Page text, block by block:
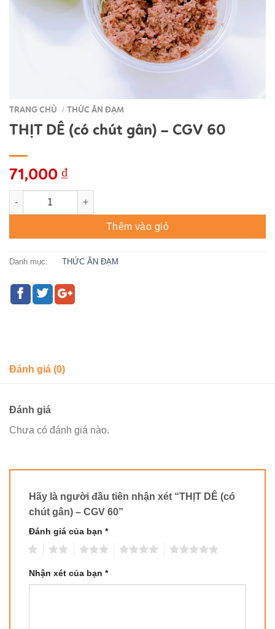
TRANG CHỦ / THỨC ĂN ĐẠM
THỊT DÊ (có chút gân) – CGV 60
71,000 ₫
THỊT DÊ (có chút gân) - CGV 60 số lượng
Thêm vào giỏ
Danh mục: THỨC ĂN ĐẠM
Đánh giá (0)
Đánh giá
Chưa có đánh giá nào.
Hãy là người đầu tiên nhận xét “THỊT DÊ (có
chút gân) – CGV 60”
Đánh giá của bạn *
Nhận xét của bạn *